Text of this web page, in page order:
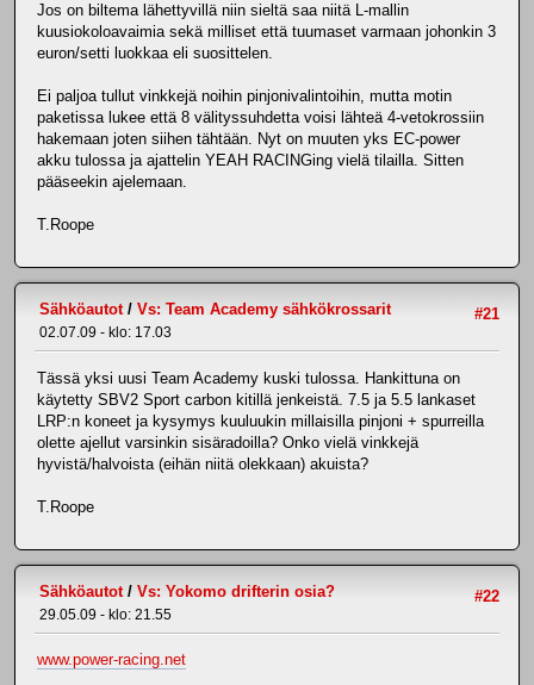
Jos on biltema lähettyvillä niin sieltä saa niitä L-mallin
kuusiokoloavaimia sekä milliset että tuumaset varmaan johonkin 3
euron/setti luokkaa eli suosittelen.
Ei paljoa tullut vinkkejä noihin pinjonivalintoihin, mutta motin
paketissa lukee että 8 välityssuhdetta voisi lähteä 4-vetokrossiin
hakemaan joten siihen tähtään. Nyt on muuten yks EC-power
akku tulossa ja ajattelin YEAH RACINGing vielä tilailla. Sitten
pääseekin ajelemaan.
T.Roope
#21
Sähköautot/ Vs: Team Academy sähkökrossarit
02.07.09 - klo: 17.03
Tässä yksi uusi Team Academy kuski tulossa. Hankittuna on
käytetty SBV2 Sport carbon kitillä jenkeistä. 7.5 ja 5.5 lankaset
LRP:n koneet ja kysymys kuuluukin millaisilla pinjoni + spurreilla
olette ajellut varsinkin sisäradoilla? Onko vielä vinkkejä
hyvistä/halvoista (eihän niitä olekkaan) akuista?
T.Roope
#22
Sähköautot/ Vs: Yokomo drifterin osia?
29.05.09 - klo: 21.55
www.power-racing.net